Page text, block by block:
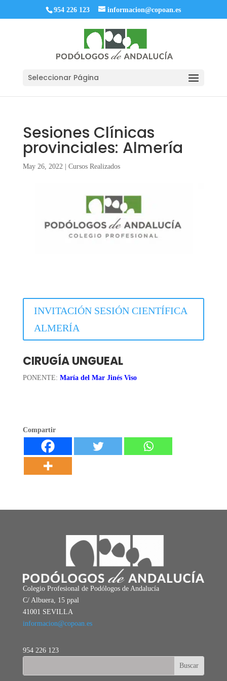
954 226 123 informacion@copoan.es
Seleccionar Página
Sesiones Clínicas
provinciales: Almería
May 26, 2022| Cursos Realizados
INVITACIÓN SESIÓN CIENTÍFICA
ALMERÍA
CIRUGÍA UNGUEAL
PONENTE: María del Mar Jinés Viso
Compartir
Colegio Profesional de Podólogos de Andalucía
C/ Albuera, 15 ppal
41001 SEVILLA
informacion@copoan.es
954 226 123